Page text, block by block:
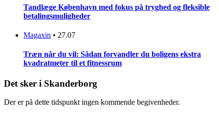
Tandlæge København med fokus på tryghed og fleksible
betalingsmuligheder
Magaxin • 27.07
Træn når du vil: Sådan forvandler du boligens ekstra
kvadratmeter til et fitnessrum
Det sker i Skanderborg
Der er på dette tidspunkt ingen kommende begivenheder.